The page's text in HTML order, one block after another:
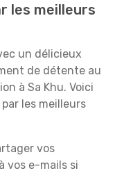
les meilleurs
un délicieux
de détente au
à Sa Khu. Voici
les meilleurs
vos
vos e-mails si